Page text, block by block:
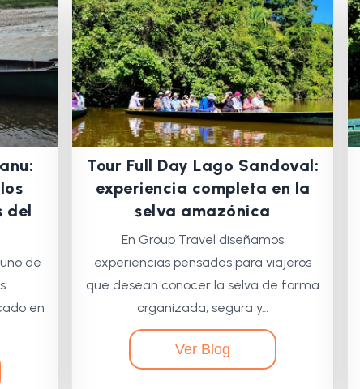
del
de
en
Tour Full Day Lago Sandoval:
experiencia completa en la
selva amazónica
En Group Travel diseñamos
experiencias pensadas para viajeros
que desean conocer la selva de forma
organizada, segura y…
Ver Blog